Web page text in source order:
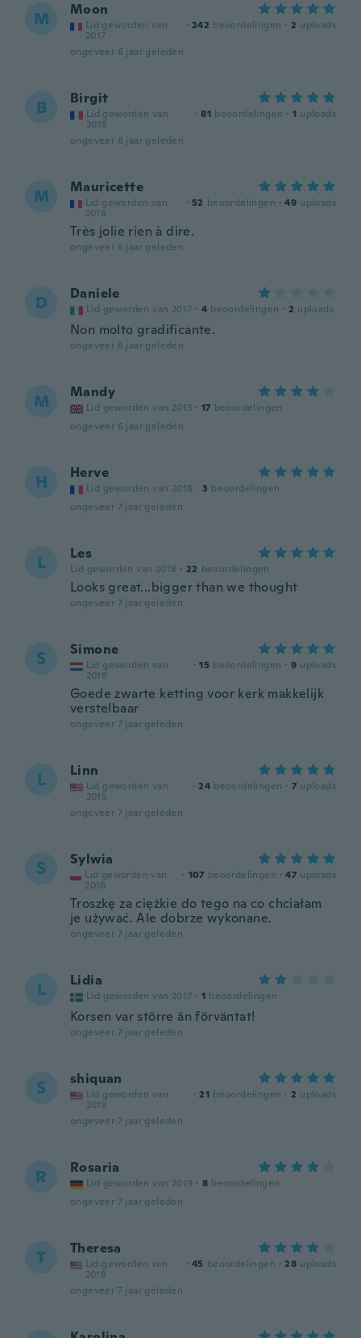
M Moon
Lid geworden van
2017
· 242 beoordelingen · 2 uploads
ongeveer 6 jaar geleden
B Birgit
Lid geworden van
2018
· 81 beoordelingen · 1 uploads
ongeveer 6 jaar geleden
M Mauricette
Lid geworden van
2018
· 52 beoordelingen · 49 uploads
Très jolie rien à dire.
ongeveer 6 jaar geleden
D Daniele
Lid geworden van 2017 · 4 beoordelingen · 2 uploads
Non molto gradificante.
ongeveer 6 jaar geleden
M Mandy
Lid geworden van 2013 · 17 beoordelingen
ongeveer 6 jaar geleden
H Herve
Lid geworden van 2018 · 3 beoordelingen
ongeveer 7 jaar geleden
L Les
Lid geworden van 2018 · 22 beoordelingen
Looks great...bigger than we thought
ongeveer 7 jaar geleden
S Simone
Lid geworden van
2019
· 15 beoordelingen · 9 uploads
Goede zwarte ketting voor kerk makkelijk
verstelbaar
ongeveer 7 jaar geleden
L Linn
Lid geworden van
2015
· 24 beoordelingen · 7 uploads
ongeveer 7 jaar geleden
S Sylwia
Lid geworden van
2016
· 107 beoordelingen · 47 uploads
Troszkę za ciężkie do tego na co chciałam
je używać. Ale dobrze wykonane.
ongeveer 7 jaar geleden
L Lidia
Lid geworden van 2017 · 1 beoordelingen
Korsen var större än förväntat!
ongeveer 7 jaar geleden
S shiquan
Lid geworden van
2018
· 21 beoordelingen · 2 uploads
ongeveer 7 jaar geleden
R Rosaria
Lid geworden van 2019 · 8 beoordelingen
ongeveer 7 jaar geleden
T Theresa
Lid geworden van
2018
· 45 beoordelingen · 28 uploads
ongeveer 7 jaar geleden